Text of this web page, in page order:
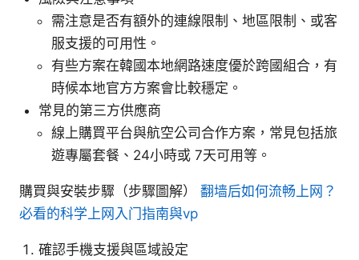
需注意是否有額外的連線限制、地區限制、或客
服支援的可用性。
有些方案在韓國本地網路速度優於跨國組合，有
時候本地官方方案會比較穩定。
常見的第三方供應商
線上購買平台與航空公司合作方案，常見包括旅
遊專屬套餐、24小時或 7天可用等。
購買與安裝步驟（步驟圖解） 翻墙后如何流畅上网？
必看的科学上网入门指南與vp
確認手機支援與區域設定